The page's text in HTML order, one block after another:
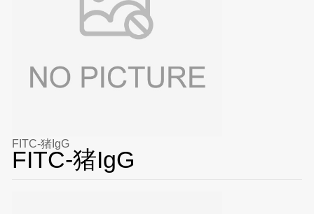
FITC-猪IgG
FITC-猪IgG